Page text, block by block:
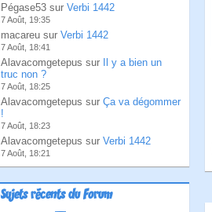
Pégase53 sur Verbi 1442
7 Août, 19:35
macareu sur Verbi 1442
7 Août, 18:41
Alavacomgetepus sur
Il y a bien un
truc non ?
7 Août, 18:25
Alavacomgetepus sur Ça va dégommer
!
7 Août, 18:23
Alavacomgetepus sur Verbi 1442
7 Août, 18:21
Sujets récents du Forum